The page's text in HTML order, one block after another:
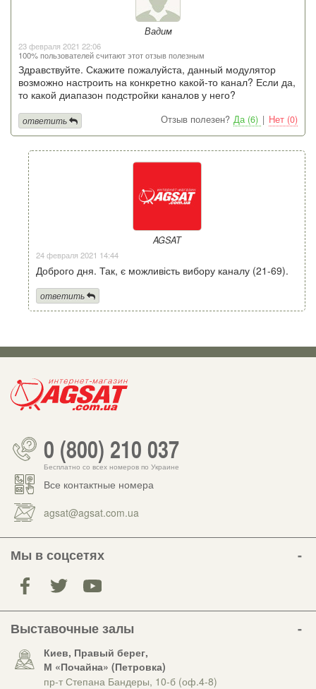
Вадим
23 февраля 2021 22:06
100% пользователей считают этот отзыв полезным
Здравствуйте. Скажите пожалуйста, данный модулятор
возможно настроить на конкретно какой-то канал? Если да,
то какой диапазон подстройки каналов у него?
Отзыв полезен? Да (6) | Нет (0)
ответить
AGSAT
24 февраля 2021 14:44
Доброго дня. Так, є можливість вибору каналу (21-69).
ответить
0 (800) 210 037
Бесплатно со всех номеров по Украине
Все контактные номера
agsat@agsat.com.ua
Мы в соцсетях
Выставочные залы
Киев, Правый берег,
М «Почайна» (Петровка)
пр-т Степана Бандеры, 10-б (оф.4-8)